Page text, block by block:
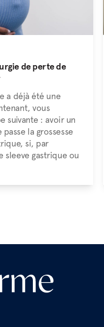
de perte de
a déjà été une
vous
suivante : avoir un
la grossesse
si, par
sleeve gastrique ou